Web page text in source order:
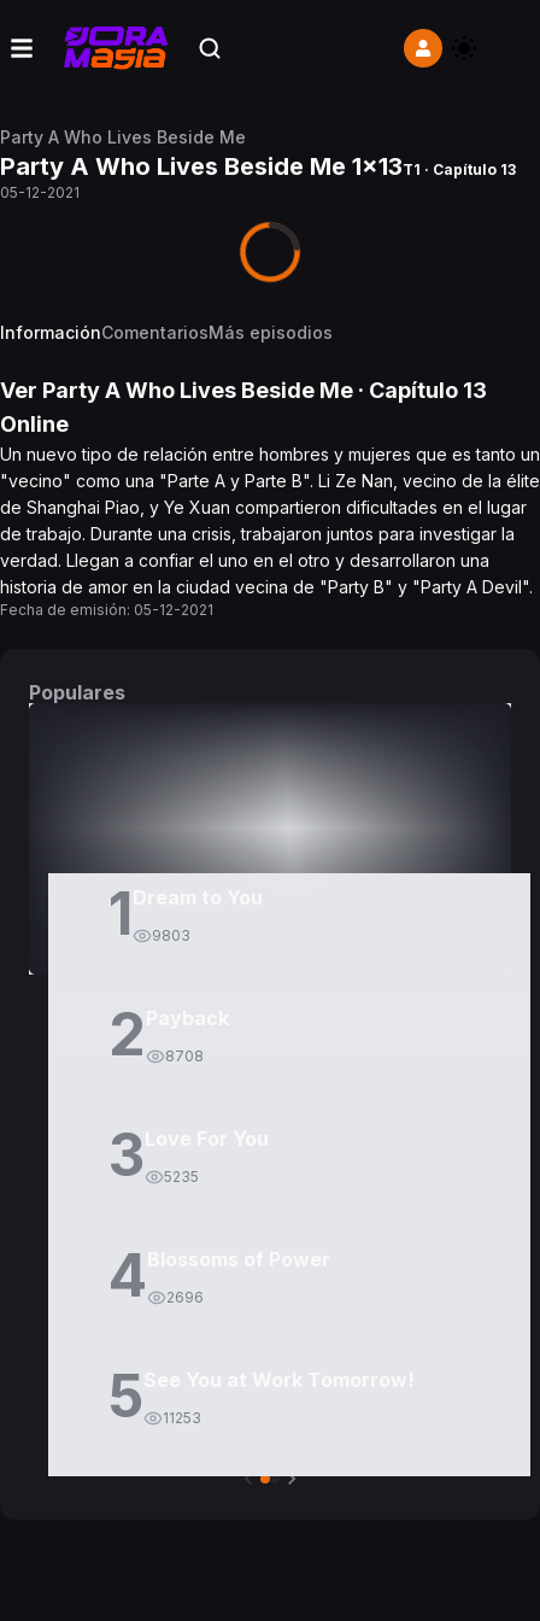
Party A Who Lives Beside Me
Party A Who Lives Beside Me 1x13T1 · Capítulo 13
05-12-2021
InformaciónComentariosMás episodios
Ver Party A Who Lives Beside Me · Capítulo 13
Online
Un nuevo tipo de relación entre hombres y mujeres que es tanto un
"vecino" como una "Parte A y Parte B". Li Ze Nan, vecino de la élite
de Shanghai Piao, y Ye Xuan compartieron dificultades en el lugar
de trabajo. Durante una crisis, trabajaron juntos para investigar la
verdad. Llegan a confiar el uno en el otro y desarrollaron una
historia de amor en la ciudad vecina de "Party B" y "Party A Devil".
Fecha de emisión: 05-12-2021
Populares
1 9803
2 8708
3 5235
4 2696
5 11253